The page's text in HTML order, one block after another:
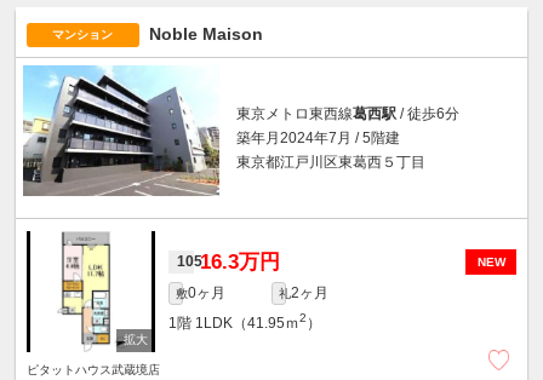
マンション Noble Maison
東京メトロ東西線葛西駅 / 徒歩6分
築年月2024年7月 / 5階建
東京都江戸川区東葛西５丁目
NEW
10516.3万円
敷0ヶ月 礼2ヶ月
1階 1LDK（41.95ｍ2 ）
ピタットハウス武蔵境店